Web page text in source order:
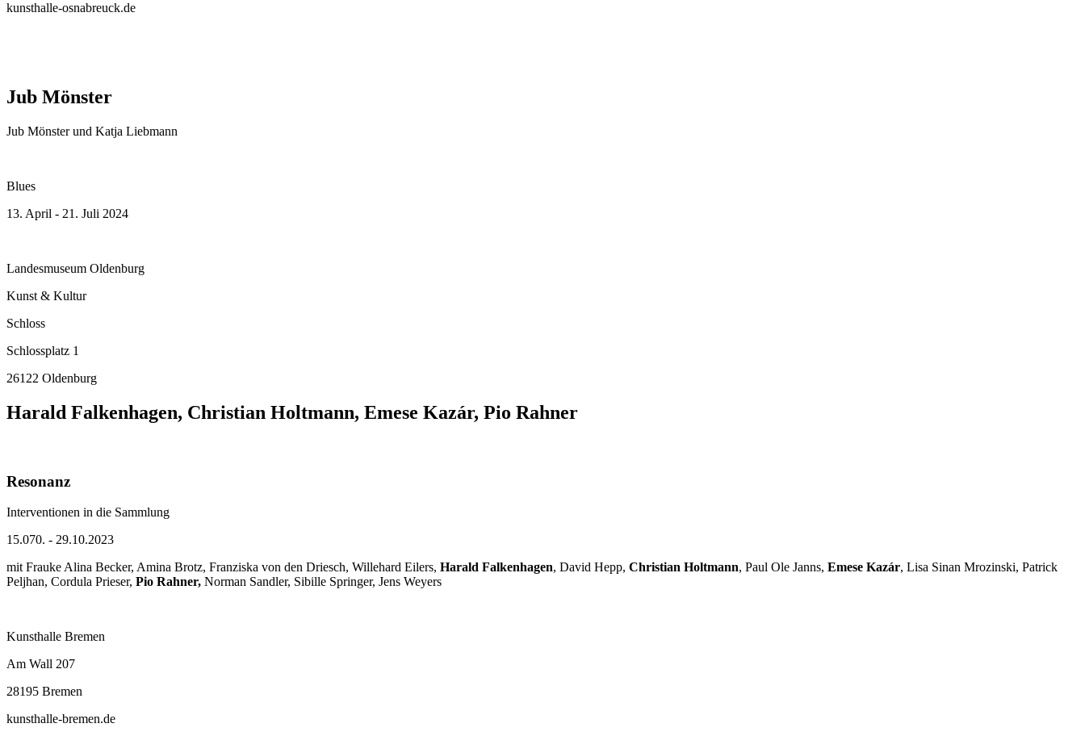
kunsthalle-osnabreuck.de
Jub Mönster
Jub Mönster und Katja Liebmann
Blues
13. April - 21. Juli 2024
Landesmuseum Oldenburg
Kunst & Kultur
Schloss
Schlossplatz 1
26122 Oldenburg
Harald Falkenhagen, Christian Holtmann, Emese Kazár, Pio Rahner
Resonanz
Interventionen in die Sammlung
15.070. - 29.10.2023
mit Frauke Alina Becker, Amina Brotz, Franziska von den Driesch, Willehard Eilers, Harald Falkenhagen, David Hepp, Christian Holtmann, Paul Ole Janns, Emese Kazár, Lisa Sinan Mrozinski, Patrick
Peljhan, Cordula Prieser, Pio Rahner, Norman Sandler, Sibille Springer, Jens Weyers
Kunsthalle Bremen
Am Wall 207
28195 Bremen
kunsthalle-bremen.de